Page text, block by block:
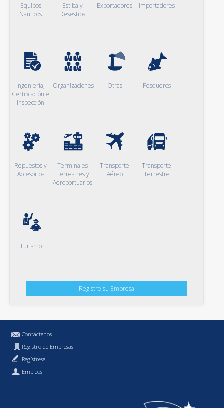
Equipos
Naúticos
Estiba y
Desestiba
Exportadores Importadores
Ingeniería,
Certificación e
Inspección
Organizaciones Otras Pesqueros
Repuestos y
Accesorios
Terminales
Terrestres y
Aeroportuarios
Transporte
Aéreo
Transporte
Terrestre
Turismo
Registre su Empresa
Contáctenos
Registro de Empresas
Regístrese
Empleos